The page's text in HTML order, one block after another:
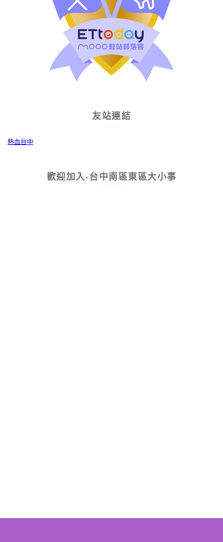
友站連結
熱血台中
歡迎加入-台中南區東區大小事